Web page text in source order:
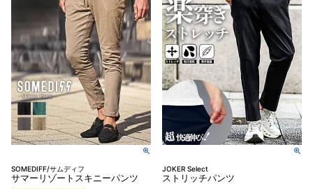
SOMEDIFF/サムディフ
サマーリゾートスキニーパンツ
JOKER Select
ストリッチパンツ